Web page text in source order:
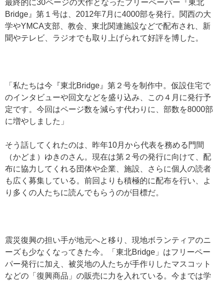
最終的に30ページの大作となったフリーペーパー『東北
Bridge』第１号は、2012年7月に4000部を発行。関西の大
学やYMCA支部、教会、東北関連施設などで配布され、新
聞やテレビ、ラジオでも取り上げられて好評を博した。
「私たちは今『東北Bridge』第２号を制作中。仮設住宅で
のインタビューや回文などを盛り込み、この４月に発行予
定です。今回はページ数を減らす代わりに、部数を8000部
に増やしました」
そう話してくれたのは、昨年10月から代表を務める門間
（かどま）ゆきのさん。現在は第２号の発行に向けて、配
布に協力してくれる団体や企業、施設、さらに個人の読者
も広く募集している。前回よりも積極的に配布を行い、よ
り多くの人たちに読んでもらうのが目標だ。
震災復興の担い手が地元へと移り、現地ボランティアのニ
ーズも少なくなってきた今。「東北Bridge」はフリーペー
パー発行に加え、被災地の人たちが手作りしたマスコット
などの「復興商品」の販売に力を入れている。今までは学